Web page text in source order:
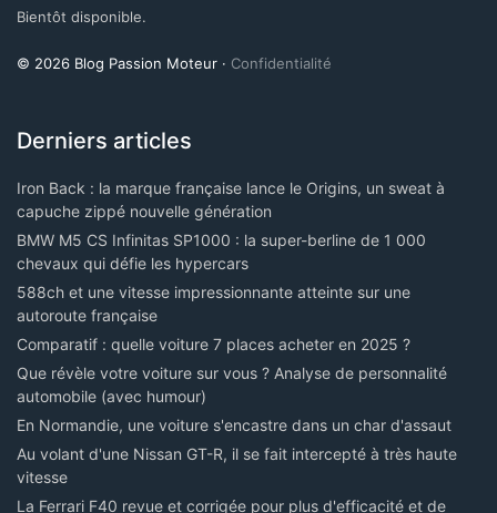
Bientôt disponible.
© 2026 Blog Passion Moteur · Confidentialité
Derniers articles
Iron Back : la marque française lance le Origins, un sweat à
capuche zippé nouvelle génération
BMW M5 CS Infinitas SP1000 : la super-berline de 1 000
chevaux qui défie les hypercars
588ch et une vitesse impressionnante atteinte sur une
autoroute française
Comparatif : quelle voiture 7 places acheter en 2025 ?
Que révèle votre voiture sur vous ? Analyse de personnalité
automobile (avec humour)
En Normandie, une voiture s'encastre dans un char d'assaut
Au volant d'une Nissan GT-R, il se fait intercepté à très haute
vitesse
La Ferrari F40 revue et corrigée pour plus d'efficacité et de